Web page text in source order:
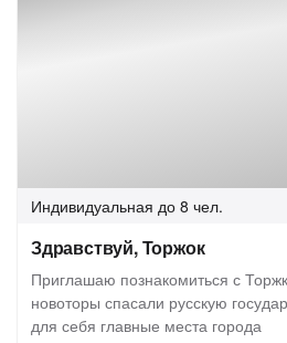
Индивидуальная до 8 чел.
Здравствуй, Торжок
Приглашаю познакомиться с
новоторы спасали русскую
для себя главные места города